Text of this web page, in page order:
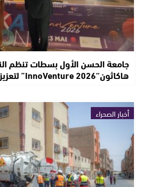
جامعة الحسن الأول بسطات تنظم
هاكاثون“InnoVenture 2026” لتعزيز الابتكار…
أخبار الصحراء